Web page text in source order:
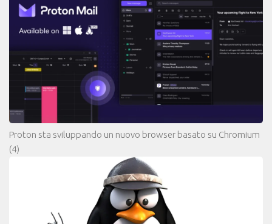
Proton sta sviluppando un nuovo browser basato su Chromium
(4)